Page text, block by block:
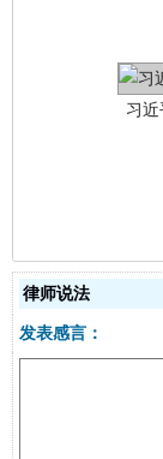
律师说法
发表感言：